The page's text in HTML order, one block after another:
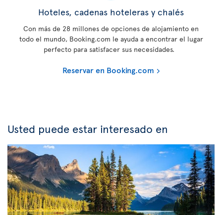
Hoteles, cadenas hoteleras y chalés
Con más de 28 millones de opciones de alojamiento en
todo el mundo, Booking.com le ayuda a encontrar el lugar
perfecto para satisfacer sus necesidades.
Reservar en Booking.com
Usted puede estar interesado en